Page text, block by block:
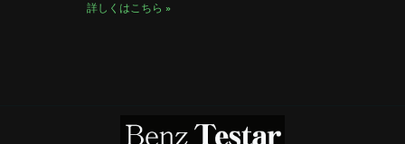
詳しくはこちら »